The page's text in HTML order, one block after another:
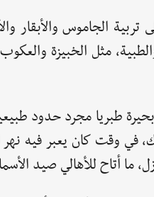
الجاموس والأبقار
والطبية، مثل الخبيزة
طبريا مجرد حدود
في وقت كان يعبر فيه
ما أتاح للأهالي صيد